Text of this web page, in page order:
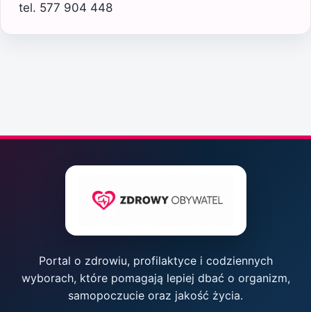
tel. 577 904 448
Portal o zdrowiu, profilaktyce i codziennych
wyborach, które pomagają lepiej dbać o organizm,
samopoczucie oraz jakość życia.